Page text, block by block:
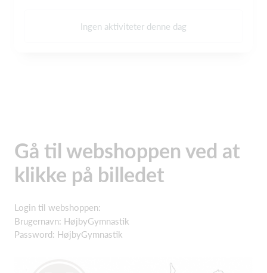
Ingen aktiviteter denne dag
Gå til webshoppen ved at
klikke på billedet
Login til webshoppen:
Brugernavn: HøjbyGymnastik
Password: HøjbyGymnastik